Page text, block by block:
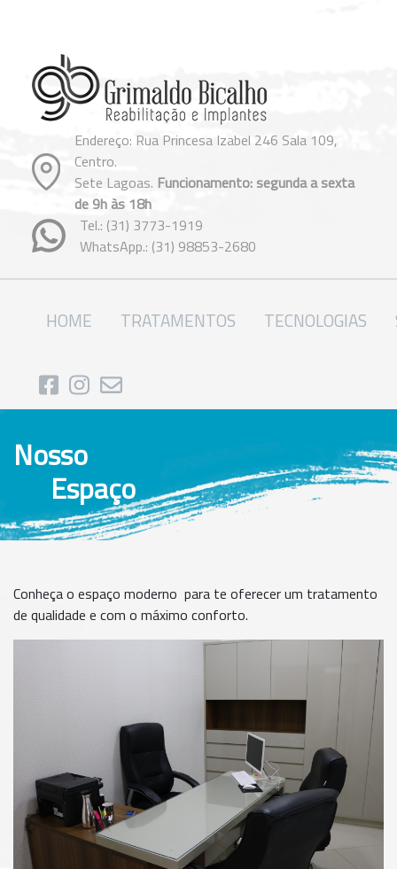
Endereço: Rua Princesa Izabel 246 Sala 109,
Centro.
Sete Lagoas. Funcionamento: segunda a sexta
de 9h às 18h
Tel.: (31) 3773-1919
WhatsApp.: (31) 98853-2680
HOME TRATAMENTOS TECNOLOGIAS
Nosso
Espaço
Conheça o espaço moderno para te oferecer um tratamento
de qualidade e com o máximo conforto.